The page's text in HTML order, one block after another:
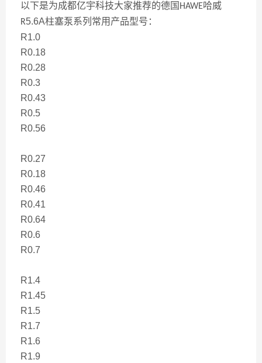
以下是为成都亿宇科技大家推荐的德国 HAWE哈威
R5.6A柱塞泵系列常用产品型号：
R1.0
R0.18
R0.28
R0.3
R0.43
R0.5
R0.56
R0.27
R0.18
R0.46
R0.41
R0.64
R0.6
R0.7
R1.4
R1.45
R1.5
R1.7
R1.6
R1.9